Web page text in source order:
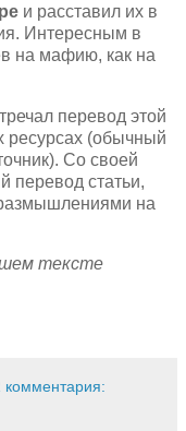
и расставил их в
Интересным в
на мафию, как на
перевод этой
ресурсах (обычный
Со своей
перевод статьи,
на
тексте
комментария: